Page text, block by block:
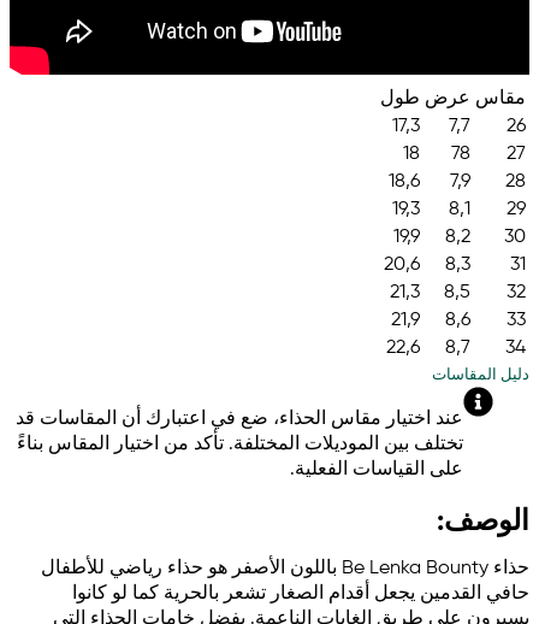
مقاس عرض طول
26
7,7
17,3
27
78
18
28
7,9
18,6
29
8,1
19,3
30
8,2
19,9
31
8,3
20,6
32
8,5
21,3
33
8,6
21,9
34
8,7
22,6
دليل المقاسات
عند اختيار مقاس الحذاء، ضع في اعتبارك أن المقاسات قد
تختلف بين الموديلات المختلفة. تأكد من اختيار المقاس بناءً
على القياسات الفعلية.
الوصف:
حذاء Be Lenka Bounty باللون الأصفر هو حذاء رياضي للأطفال
حافي القدمين يجعل أقدام الصغار تشعر بالحرية كما لو كانوا
يسيرون على طريق الغابات الناعمة. بفضل خامات الحذاء التي